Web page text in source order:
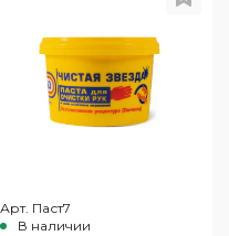
Арт. Паст7
В наличии